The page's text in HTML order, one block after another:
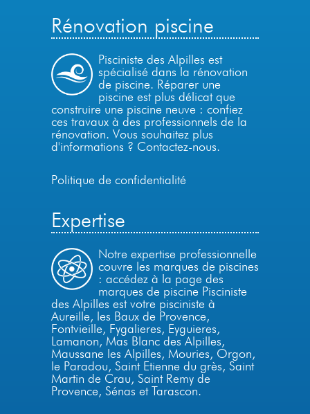
Rénovation piscine
Pisciniste des Alpilles est
spécialisé dans la rénovation
de piscine. Réparer une
piscine est plus délicat que
construire une piscine neuve : confiez
ces travaux à des professionnels de la
rénovation. Vous souhaitez plus
d'informations ? Contactez-nous.
Politique de confidentialité
Expertise
Notre expertise professionnelle
couvre les marques de piscines
: accédez à la page des
marques de piscine Pisciniste
des Alpilles est votre pisciniste à
Aureille, les Baux de Provence,
Fontvieille, Fygalieres, Eyguieres,
Lamanon, Mas Blanc des Alpilles,
Maussane les Alpilles, Mouries, Orgon,
le Paradou, Saint Etienne du grès, Saint
Martin de Crau, Saint Remy de
Provence, Sénas et Tarascon.